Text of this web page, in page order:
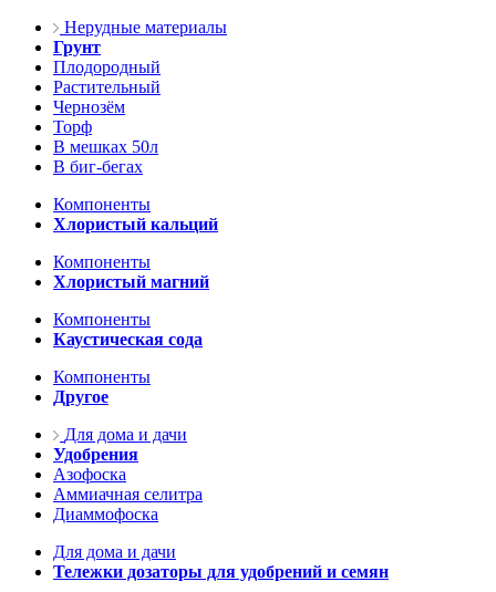
Нерудные материалы
Грунт
Плодородный
Растительный
Чернозём
Торф
В мешках 50л
В биг-бегах
Компоненты
Хлористый кальций
Компоненты
Хлористый магний
Компоненты
Каустическая сода
Компоненты
Другое
Для дома и дачи
Удобрения
Азофоска
Аммиачная селитра
Диаммофоска
Для дома и дачи
Тележки дозаторы для удобрений и семян